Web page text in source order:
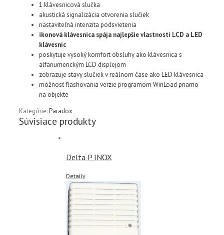
1 klávesnicová slučka
akustická signalizácia otvorenia slučiek
nastaviteľná intenzita podsvietenia
ikonová klávesnica spája najlepšie vlastnosti LCD a LED
klávesníc
poskytuje vysoký komfort obsluhy ako klávesnica s
alfanumerickým LCD displejom
zobrazuje stavy slučiek v reálnom čase ako LED klávesnica
možnosť flashovania verzie programom WinLoad priamo
na objekte
Kategórie:Paradox
Súvisiace produkty
Delta P INOX
Detaily